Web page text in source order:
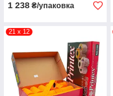
1 238 ₴/упаковка
21 х 12